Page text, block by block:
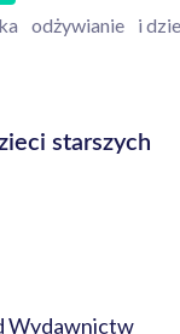
odżywianie i
starszych
Wydawnictw